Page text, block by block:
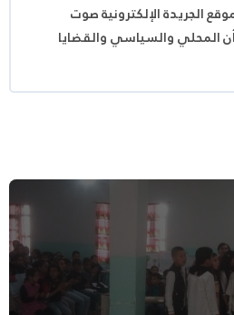
الجريدة الإلكترونية صوت
المحلي والسياسي والقضايا